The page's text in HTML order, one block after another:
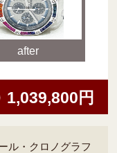
after
1,039,800円
ル・クロノグラフ